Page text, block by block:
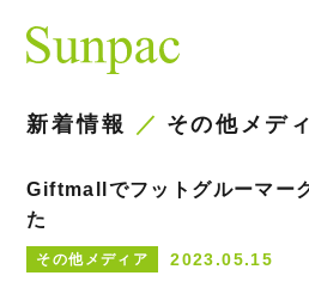
新着情報 その他メデ
Giftmallでフットグルーマー
た
その他メディア 2023.05.15